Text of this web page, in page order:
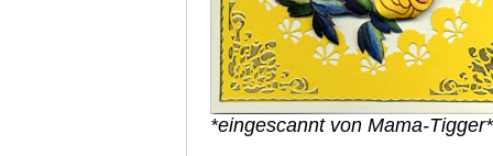
*eingescannt von Mama-Tigger*